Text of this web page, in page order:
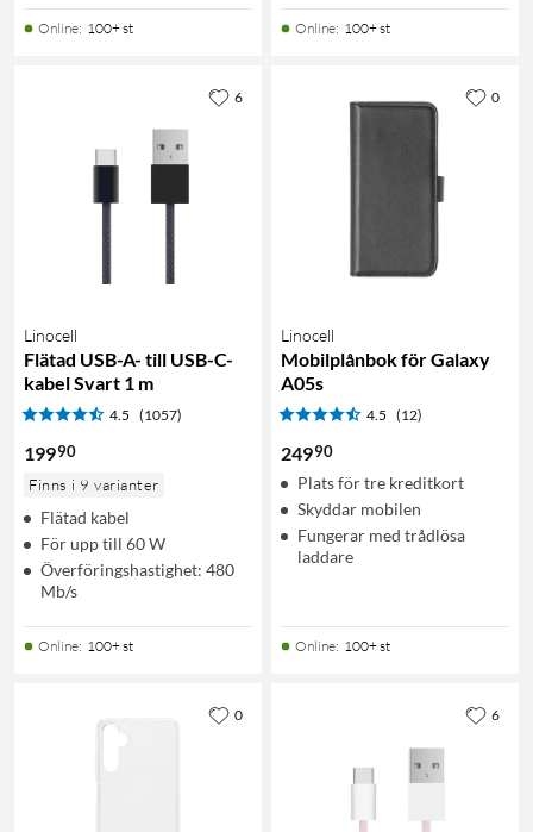
Online: 100+ st Online: 100+ st
Linocell
Flätad USB-A- till USB-C-
kabel Svart 1 m
4.5 (1057)
19990
Finns i 9 varianter
Flätad kabel
För upp till 60 W
Överföringshastighet: 480
Mb/s
Online: 100+ st
6
Linocell
Mobilplånbok för Galaxy
A05s
4.5 (12)
24990
Plats för tre kreditkort
Skyddar mobilen
Fungerar med trådlösa
laddare
Online: 100+ st
0
0 6